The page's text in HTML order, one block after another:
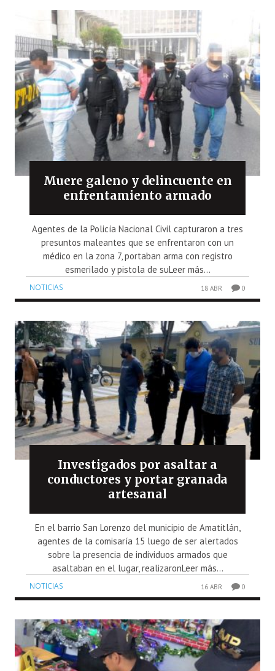
Muere galeno y delincuente en
enfrentamiento armado
Agentes de la Policía Nacional Civil capturaron a tres
presuntos maleantes que se enfrentaron con un
médico en la zona 7, portaban arma con registro
esmerilado y pistola de suLeer más...
NOTICIAS 18 ABR 0
Investigados por asaltar a
conductores y portar granada
artesanal
En el barrio San Lorenzo del municipio de Amatitlán,
agentes de la comisaría 15 luego de ser alertados
sobre la presencia de individuos armados que
asaltaban en el lugar, realizaronLeer más...
NOTICIAS 16 ABR 0